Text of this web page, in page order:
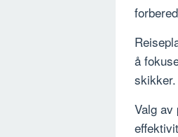
å
skikker.
Valg av